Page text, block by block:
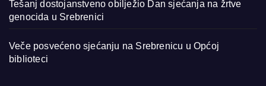
Tešanj dostojanstveno obilježio Dan sjećanja na žrtve
genocida u Srebrenici
Veče posvećeno sjećanju na Srebrenicu u Općoj
biblioteci